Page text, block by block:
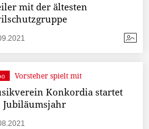
mit der ältesten
Vorsteher spielt mit
Konkordia startet
Jubiläumsjahr